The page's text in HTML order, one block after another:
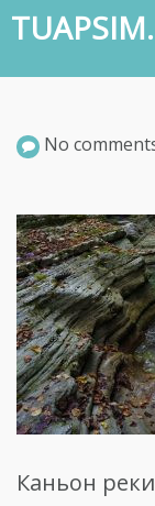
Skip
to
content
No
Каньон